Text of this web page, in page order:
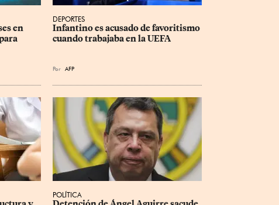
en
DEPORTES
Infantino es acusado de favoritismo
cuando trabajaba en la UEFA
Por AFP
POLÍTICA